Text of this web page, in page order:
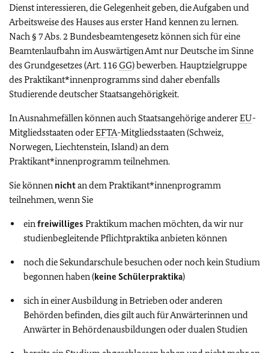
Dienst interessieren, die Gelegenheit geben, die Aufgaben und
Arbeitsweise des Hauses aus erster Hand kennen zu lernen.
Nach § 7 Abs. 2 Bundesbeamtengesetz können sich für eine
Beamtenlaufbahn im Auswärtigen Amt nur Deutsche im Sinne
des Grundgesetzes (Art. 116GG) bewerben. Hauptzielgruppe
des Praktikant*innenprogramms sind daher ebenfalls
Studierende deutscher Staatsangehörigkeit.
In Ausnahmefällen können auch Staatsangehörige andererEU-
Mitgliedsstaaten oderEFTA-Mitgliedsstaaten (Schweiz,
Norwegen, Liechtenstein, Island) an dem
Praktikant*innenprogramm teilnehmen.
Sie können nichtan dem Praktikant*innenprogramm
teilnehmen, wenn Sie
einfreiwilliges Praktikum machen möchten, da wir nur
studienbegleitende Pflichtpraktika anbieten können
noch die Sekundarschule besuchen oder noch kein Studium
begonnen haben (keine Schülerpraktika)
sich in einer Ausbildung in Betrieben oder anderen
Behörden befinden, dies gilt auch für Anwärterinnen und
Anwärter in Behördenausbildungen oder dualen Studien